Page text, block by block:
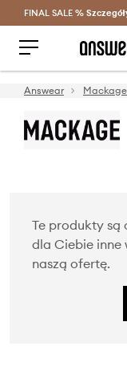
FINAL SALE %
Answear Mackage
odzieży wierzchniej.
Te produkty są
dla Ciebie inne
naszą ofertę.